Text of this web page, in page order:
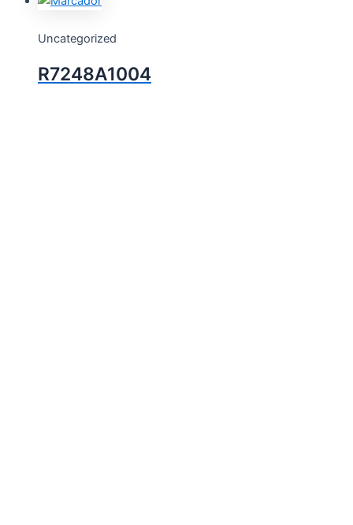
Uncategorized
R7248A1004